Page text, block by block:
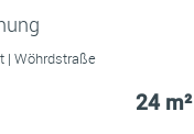
| Wöhrdstraße
24 m²